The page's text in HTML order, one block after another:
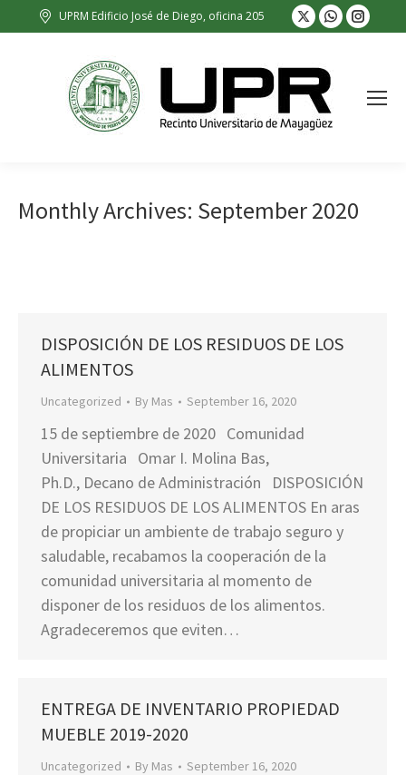
UPRM Edificio José de Diego, oficina 205
X
page
opens
in
new
window
Whatsapp
pagepage
in
new
Monthly Archives: September 2020
DISPOSICIÓN DE LOS RESIDUOS DE LOS
ALIMENTOS
Uncategorized By Mas September 16, 2020
15 de septiembre de 2020 Comunidad
Universitaria Omar I. Molina Bas,
Ph.D., Decano de Administración DISPOSICIÓN
DE LOS RESIDUOS DE LOS ALIMENTOS En aras
de propiciar un ambiente de trabajo seguro y
saludable, recabamos la cooperación de la
comunidad universitaria al momento de
disponer de los residuos de los alimentos.
Agradeceremos que eviten…
ENTREGA DE INVENTARIO PROPIEDAD
MUEBLE 2019-2020
Uncategorized By Mas September 16, 2020